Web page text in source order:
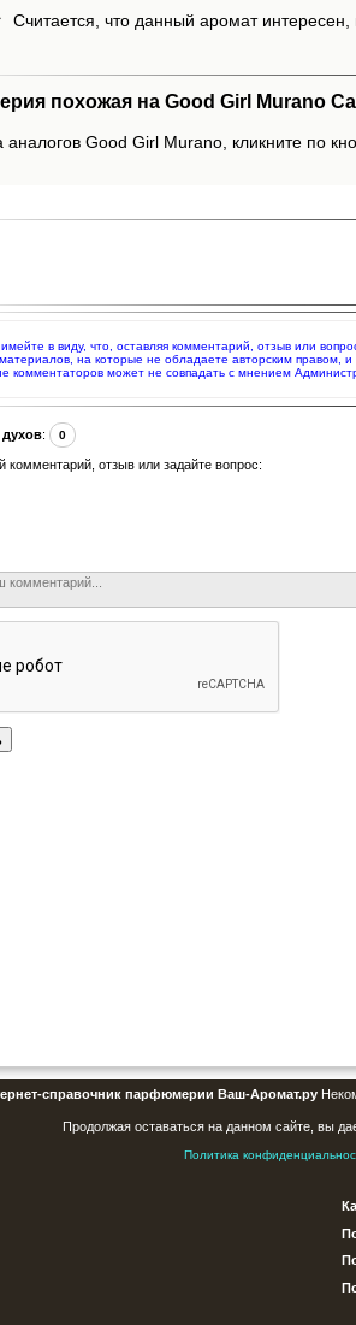
Считается, что данный аромат интересен,
похожая на Good Girl Murano
аналогов Good Girl Murano, кликните по
в виду, что, оставляя комментарий, отзыв или
на которые не обладаете авторским правом,
комментаторов может не совпадать с мнением
: 0
комментарий, отзыв или задайте вопрос:
справочник парфюмерии Ваш-Аромат.ру
Продолжая оставаться на данном сайте, вы
Политика